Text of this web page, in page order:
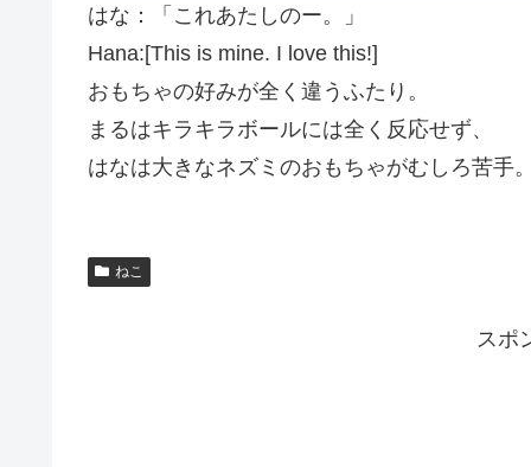
はな：「これあたしのー。」
Hana:[This is mine. I love this!]
おもちゃの好みが全く違うふたり。
まるはキラキラボールには全く反応せず、
はなは大きなネズミのおもちゃがむしろ苦手
ねこ
スポ